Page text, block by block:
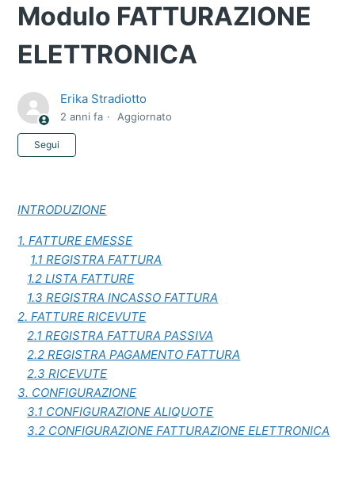
Modulo FATTURAZIONE
ELETTRONICA
Erika Stradiotto
2 anni fa Aggiornato
Segui
INTRODUZIONE
1. FATTURE EMESSE
1.1 REGISTRA FATTURA
1.2 LISTA FATTURE
1.3 REGISTRA INCASSO FATTURA
2. FATTURE RICEVUTE
2.1 REGISTRA FATTURA PASSIVA
2.2 REGISTRA PAGAMENTO FATTURA
2.3 RICEVUTE
3. CONFIGURAZIONE
3.1 CONFIGURAZIONE ALIQUOTE
3.2 CONFIGURAZIONE FATTURAZIONE ELETTRONICA